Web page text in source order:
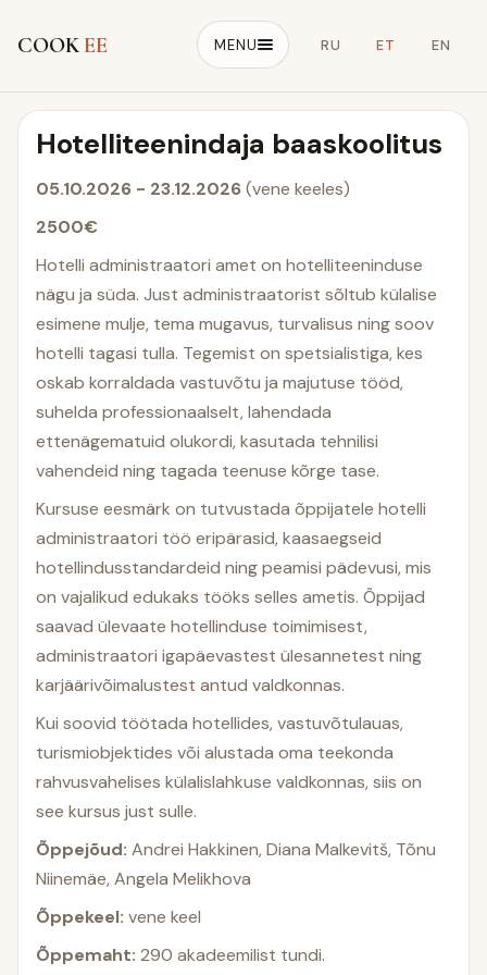
COOK EE MENU RU ET EN
Hotelliteenindaja baaskoolitus
05.10.2026 - 23.12.2026(vene keeles)
2500€
Hotelli administraatori amet on hotelliteeninduse
nägu ja süda. Just administraatorist sõltub külalise
esimene mulje, tema mugavus, turvalisus ning soov
hotelli tagasi tulla. Tegemist on spetsialistiga, kes
oskab korraldada vastuvõtu ja majutuse tööd,
suhelda professionaalselt, lahendada
ettenägematuid olukordi, kasutada tehnilisi
vahendeid ning tagada teenuse kõrge tase.
Kursuse eesmärk on tutvustada õppijatele hotelli
administraatori töö eripärasid, kaasaegseid
hotellindusstandardeid ning peamisi pädevusi, mis
on vajalikud edukaks tööks selles ametis. Õppijad
saavad ülevaate hotellinduse toimimisest,
administraatori igapäevastest ülesannetest ning
karjäärivõimalustest antud valdkonnas.
Kui soovid töötada hotellides, vastuvõtulauas,
turismiobjektides või alustada oma teekonda
rahvusvahelises külalislahkuse valdkonnas, siis on
see kursus just sulle.
Õppejõud: Andrei Hakkinen, Diana Malkevitš, Tõnu
Niinemäe, Angela Melikhova
Õppekeel: vene keel
Õppemaht: 290 akadeemilist tundi.